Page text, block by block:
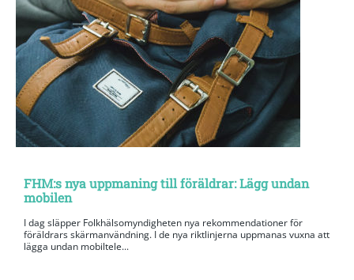
FHM:s nya uppmaning till föräldrar: Lägg undan
mobilen
I dag släpper Folkhälsomyndigheten nya rekommendationer för
föräldrars skärmanvändning. I de nya riktlinjerna uppmanas vuxna att
lägga undan mobiltele...